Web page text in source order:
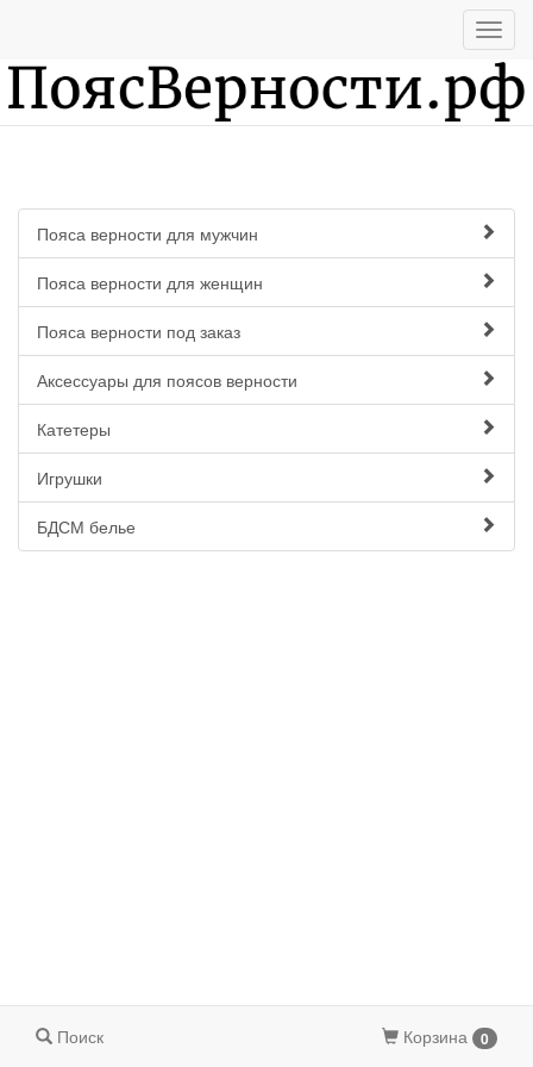
Пояса верности для мужчин
Пояса верности для женщин
Пояса верности под заказ
Аксессуары для поясов верности
Катетеры
Игрушки
БДСМ белье
Поиск Корзина 0